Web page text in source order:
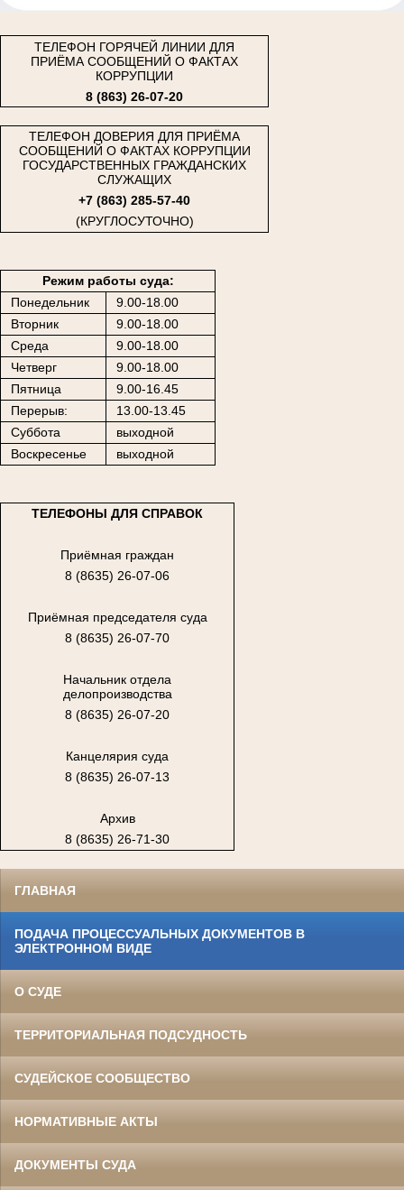
ТЕЛЕФОН ГОРЯЧЕЙ ЛИНИИ ДЛЯ
ПРИЁМА СООБЩЕНИЙ О ФАКТАХ
КОРРУПЦИИ
8 (863) 26-07-20
ТЕЛЕФОН ДОВЕРИЯ ДЛЯ ПРИЁМА
СООБЩЕНИЙ О ФАКТАХ КОРРУПЦИИ
ГОСУДАРСТВЕННЫХ ГРАЖДАНСКИХ
СЛУЖАЩИХ
+7 (863) 285-57-40
(КРУГЛОСУТОЧНО)
Режим работы суда:
Понедельник
9.00-18.00
Вторник
9.00-18.00
Среда
9.00-18.00
Четверг
9.00-18.00
Пятница
9.00-16.45
Перерыв:
13.00-13.45
Суббота
выходной
Воскресенье
выходной
ТЕЛЕФОНЫ ДЛЯ СПРАВОК
Приёмная граждан
8 (8635) 26-07-06
Приёмная председателя суда
8 (8635) 26-07-70
Начальник отдела
делопроизводства
8 (8635) 26-07-20
Канцелярия суда
8 (8635) 26-07-13
Архив
8 (8635) 26-71-30
ГЛАВНАЯ
ПОДАЧА ПРОЦЕССУАЛЬНЫХ ДОКУМЕНТОВ В
ЭЛЕКТРОННОМ ВИДЕ
О СУДЕ
ТЕРРИТОРИАЛЬНАЯ ПОДСУДНОСТЬ
СУДЕЙСКОЕ СООБЩЕСТВО
НОРМАТИВНЫЕ АКТЫ
ДОКУМЕНТЫ СУДА